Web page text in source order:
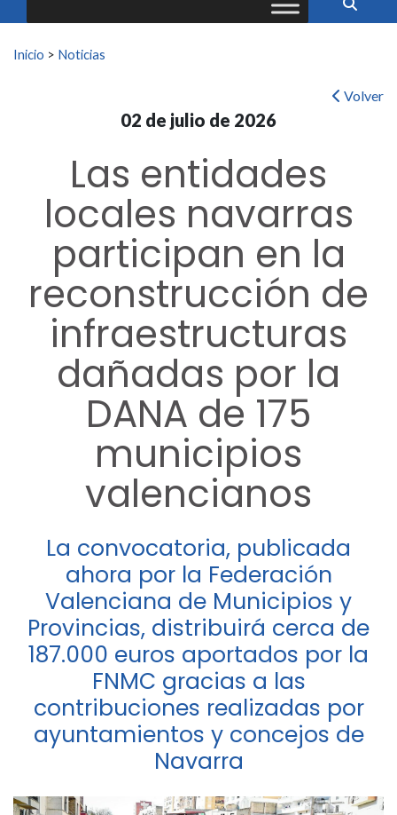
Buscar:
Inicio > Noticias
Volver
02 de julio de 2026
Las entidades
locales navarras
participan en la
reconstrucción de
infraestructuras
dañadas por la
DANA de 175
municipios
valencianos
La convocatoria, publicada
ahora por la Federación
Valenciana de Municipios y
Provincias, distribuirá cerca de
187.000 euros aportados por la
FNMC gracias a las
contribuciones realizadas por
ayuntamientos y concejos de
Navarra